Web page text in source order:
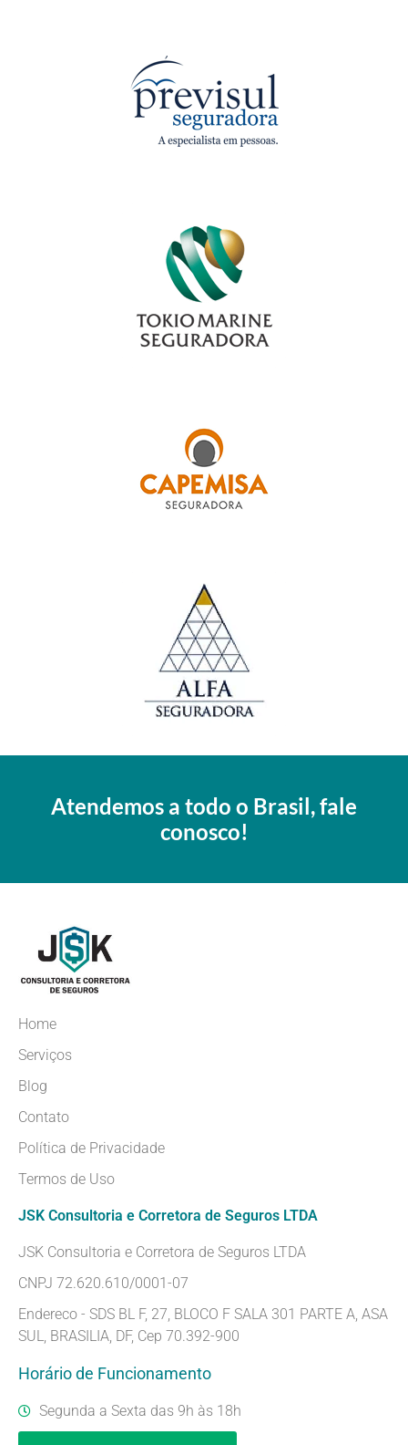
Atendemos a todo o Brasil, fale
conosco!
Home
Serviços
Blog
Contato
Política de Privacidade
Termos de Uso
JSK Consultoria e Corretora de Seguros LTDA
JSK Consultoria e Corretora de Seguros LTDA
CNPJ 72.620.610/0001-07
Endereco - SDS BL F, 27, BLOCO F SALA 301 PARTE A, ASA
SUL, BRASILIA, DF, Cep 70.392-900
Horário de Funcionamento
Segunda a Sexta das 9h às 18h